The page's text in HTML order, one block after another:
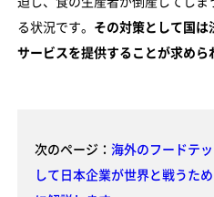
る状況です。 その対策として国は
サービスを提供することが求めら
次のページ：海外のフードテ
して日本企業が世界と戦うた